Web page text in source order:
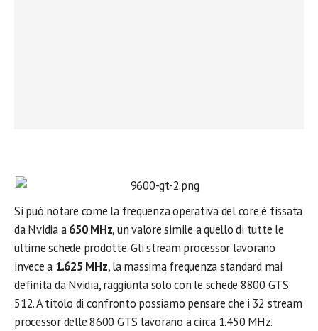
Si può notare come la frequenza operativa del core è fissata
da Nvidia a650 MHz, un valore simile a quello di tutte le
ultime schede prodotte. Gli stream processor lavorano
invece a 1.625 MHz, la massima frequenza standard mai
definita da Nvidia, raggiunta solo con le schede 8800 GTS
512. A titolo di confronto possiamo pensare che i 32 stream
processor delle 8600 GTS lavorano a circa 1.450 MHz.